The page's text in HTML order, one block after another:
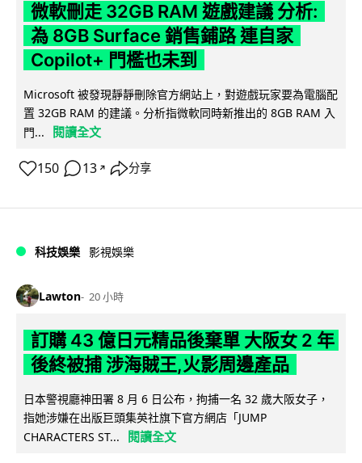
微軟刪走 32GB RAM 遊戲建議 分析:
為 8GB Surface 銷售鋪路 連自家
Copilot+ 門檻也未到
Microsoft 被發現靜靜刪除官方網站上，對遊戲玩家要為電腦配
置 32GB RAM 的建議。分析指微軟同時新推出的 8GB RAM 入
門...
閱讀全文
150 13 ↗ 分享
科技娛樂 影視娛樂
Lawton 20 小時
訂購 43 億日元精品後棄單 大阪女 2 年
後終被捕 涉海賊王,火影周邊產品
日本警視廳神田署 8 月 6 日公布，拘捕一名 32 歲大阪女子，
指她涉嫌在出版巨頭集英社旗下官方網店「JUMP
CHARACTERS ST...
閱讀全文